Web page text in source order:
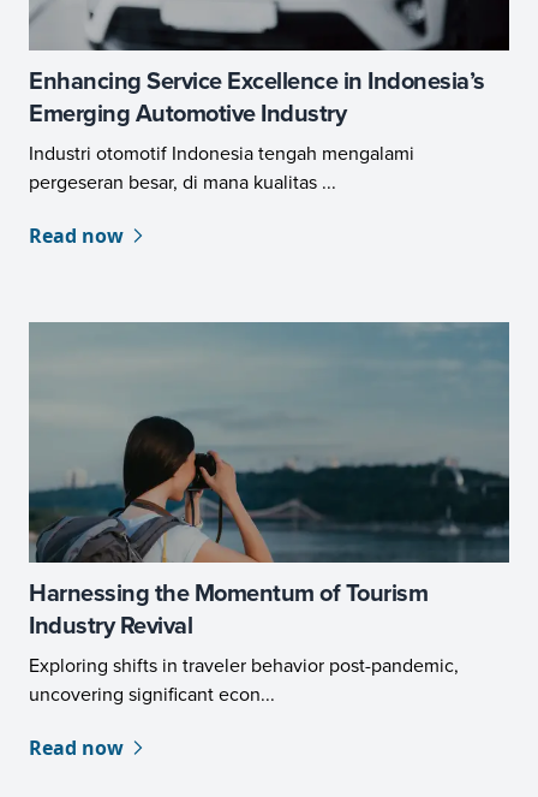
Enhancing Service Excellence in Indonesia’s
Emerging Automotive Industry
Industri otomotif Indonesia tengah mengalami
pergeseran besar, di mana kualitas ...
Read now
Harnessing the Momentum of Tourism
Industry Revival
Exploring shifts in traveler behavior post-pandemic,
uncovering significant econ...
Read now